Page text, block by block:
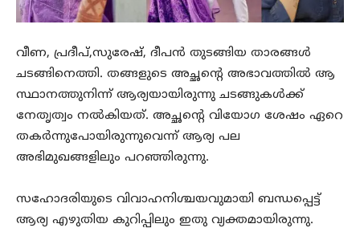
വീണ, പ്രദീപ്,സുരേഷ്, ദീപൻ തുടങ്ങിയ താരങ്ങൾ
ചടങ്ങിനെത്തി. തങ്ങളുടെ അച്ഛന്റെ അഭാവത്തിൽ ആ
സ്ഥാനത്തുനിന്ന് ആര്യയായിരുന്നു ചടങ്ങുകൾക്ക്
നേതൃത്വം നൽകിയത്. അച്ഛന്റെ വിയോഗ ശേഷം ഏറെ
തകർന്നുപോയിരുന്നുവെന്ന് ആര്യ പല
അഭിമുഖങ്ങളിലും പറഞ്ഞിരുന്നു.
സഹോദരിയുടെ വിവാഹനിശ്ചയവുമായി ബന്ധപ്പെട്ട്
ആര്യ എഴുതിയ കുറിപ്പിലും ഇതു വ്യക്തമായിരുന്നു.